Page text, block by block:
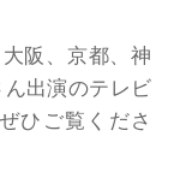
阪、京都、神
出演のテレビ
ひご覧くださ